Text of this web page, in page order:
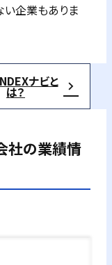
い企業もありま
ナビと
は？
社の業績情